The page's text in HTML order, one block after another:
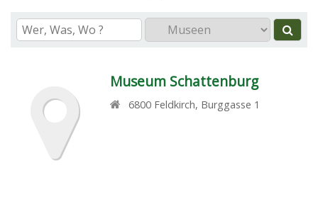
Museum Schattenburg
6800 Feldkirch, Burggasse 1